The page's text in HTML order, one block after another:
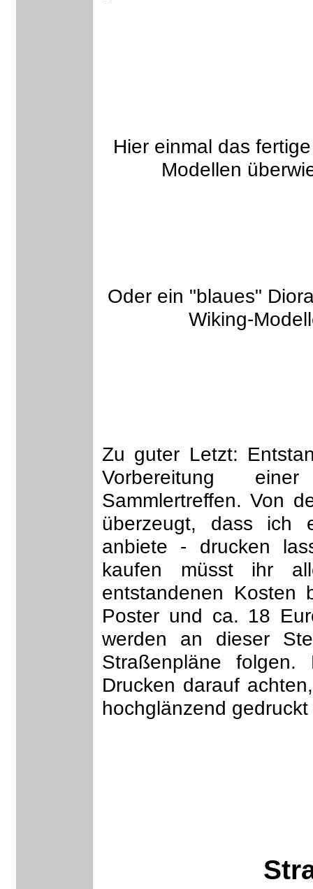
Hier einmal das
Modellen
Oder ein "blaues"
Wiking-
Zu guter Letzt:
Vorbereitung
Sammlertreffen. Von
überzeugt, dass ich
anbiete - drucken
kaufen müsst ihr
entstandenen
Poster und ca. 18
werden an dieser
Straßenpläne
Drucken darauf
hochglänzend gedruckt